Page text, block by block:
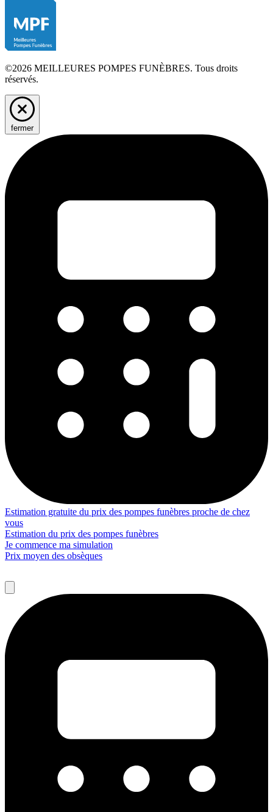
©2026 MEILLEURES POMPES FUNÈBRES. Tous droits
réservés.
fermer
Estimation gratuite du prix des pompes funèbres proche de chez
vous
Estimation du prix des pompes funèbres
Je commence ma simulation
Prix moyen des obsèques